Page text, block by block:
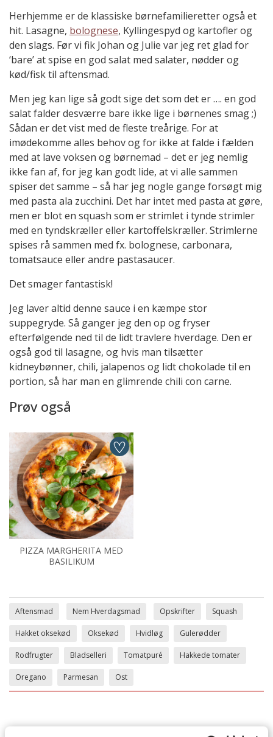
Herhjemme er de klassiske børnefamilieretter også et
hit. Lasagne, bolognese, Kyllingespyd og kartofler og
den slags. Før vi fik Johan og Julie var jeg ret glad for
‘bare’ at spise en god salat med salater, nødder og
kød/fisk til aftensmad.
Men jeg kan lige så godt sige det som det er …. en god
salat falder desværre bare ikke lige i børnenes smag ;)
Sådan er det vist med de fleste treårige. For at
imødekomme alles behov og for ikke at falde i fælden
med at lave voksen og børnemad – det er jeg nemlig
ikke fan af, for jeg kan godt lide, at vi alle sammen
spiser det samme – så har jeg nogle gange forsøgt mig
med pasta ala zucchini. Det har intet med pasta at gøre,
men er blot en squash som er strimlet i tynde strimler
med en tyndskræller eller kartoffelskræller. Strimlerne
spises rå sammen med fx. bolognese, carbonara,
tomatsauce eller andre pastasaucer.
Det smager fantastisk!
Jeg laver altid denne sauce i en kæmpe stor
suppegryde. Så ganger jeg den op og fryser
efterfølgende ned til de lidt travlere hverdage. Den er
også god til lasagne, og hvis man tilsætter
kidneybønner, chili, jalapenos og lidt chokolade til en
portion, så har man en glimrende chili con carne.
Prøv også
PIZZA MARGHERITA MED
BASILIKUM
Aftensmad Nem Hverdagsmad Opskrifter Squash
Hakket oksekød Oksekød Hvidløg Gulerødder
Rodfrugter Bladselleri Tomatpuré Hakkede tomater
Oregano Parmesan Ost